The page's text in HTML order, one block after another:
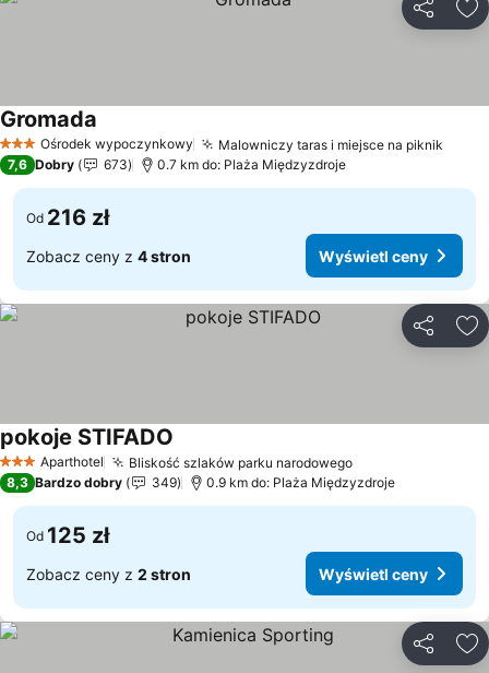
3 KategoriaOśrodek wypoczynkowy Malowniczy taras i miejsce na piknik
Gromada
7,6 Dobry 673 0.7 km do: Plaża Międzyzdroje
Od 216 zł
Zobacz ceny z 4 stron Wyświetl ceny
3 KategoriaAparthotel Bliskość szlaków parku narodowego
pokoje STIFADO
8,3 Bardzo dobry 349 0.9 km do: Plaża Międzyzdroje
Od 125 zł
Zobacz ceny z 2 stron Wyświetl ceny